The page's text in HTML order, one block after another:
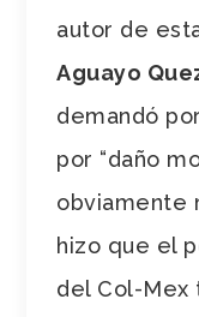
autor de
Aguayo
demandó
por “daño
obviamente
hizo que el
del Col-Mex